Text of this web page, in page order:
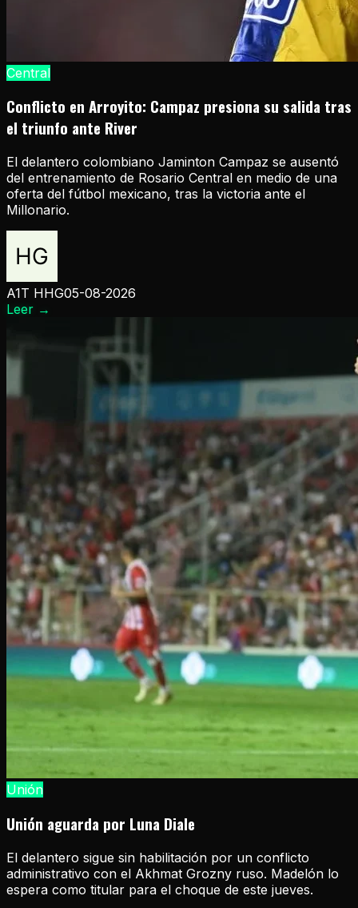
Central
Conflicto en Arroyito: Campaz presiona su salida tras
el triunfo ante River
El delantero colombiano Jaminton Campaz se ausentó
del entrenamiento de Rosario Central en medio de una
oferta del fútbol mexicano, tras la victoria ante el
Millonario.
A1T HHG05-08-2026
Leer →
Unión
Unión aguarda por Luna Diale
El delantero sigue sin habilitación por un conflicto
administrativo con el Akhmat Grozny ruso. Madelón lo
espera como titular para el choque de este jueves.